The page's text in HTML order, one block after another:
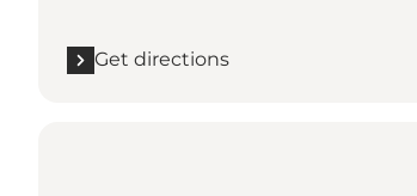
Get directions